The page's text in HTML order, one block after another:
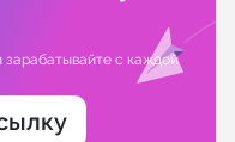
с каждой